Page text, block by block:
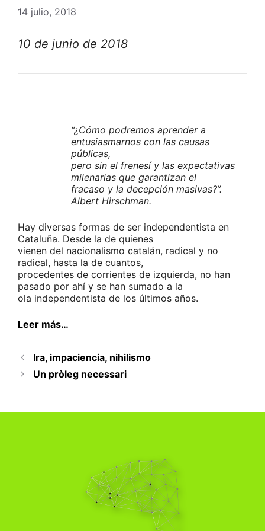
14 julio, 2018
10 de junio de 2018
“¿Cómo podremos aprender a
entusiasmarnos con las causas
públicas,
pero sin el frenesí y las expectativas
milenarias que garantizan el
fracaso y la decepción masivas?”.
Albert Hirschman.
Hay diversas formas de ser independentista en
Cataluña. Desde la de quienes
vienen del nacionalismo catalán, radical y no
radical, hasta la de cuantos,
procedentes de corrientes de izquierda, no han
pasado por ahí y se han sumado a la
ola independentista de los últimos años.
Leer más…
Ira, impaciencia, nihilismo
Un pròleg necessari